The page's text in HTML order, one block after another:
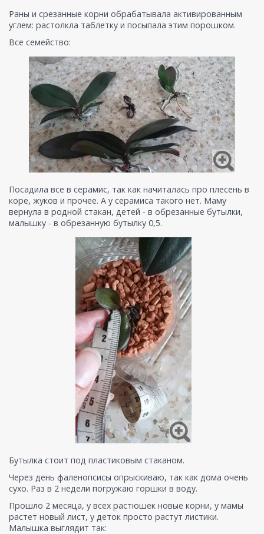
Раны и срезанные корни обрабатывала активированным
углем: растолкла таблетку и посыпала этим порошком.
Все семейство:
Посадила все в серамис, так как начиталась про плесень в
коре, жуков и прочее. А у серамиса такого нет. Маму
вернула в родной стакан, детей - в обрезанные бутылки,
малышку - в обрезанную бутылку 0,5.
Бутылка стоит под пластиковым стаканом.
Через день фаленопсисы опрыскиваю, так как дома очень
сухо. Раз в 2 недели погружаю горшки в воду.
Прошло 2 месяца, у всех растюшек новые корни, у мамы
растет новый лист, у деток просто растут листики.
Малышка выглядит так: